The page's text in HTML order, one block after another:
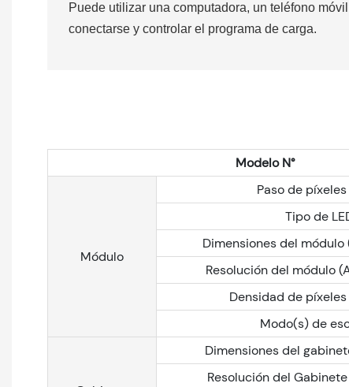
Puede utilizar una computadora, un teléfono
conectarse y controlar el programa de carga.
Modelo N°
Módulo
Paso de
Tipo de
Dimensiones del módulo
Resolución del módulo
Densidad de
Modo(s) de
Dimensiones del
Resolución del